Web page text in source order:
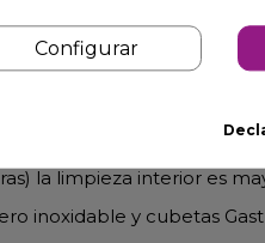
a un sistema único que
con el calor y
se consigue el grado de
la limpieza interior es
inoxidable y cubetas
Configurar